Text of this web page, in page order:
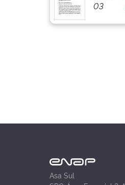
03
Asa Sul